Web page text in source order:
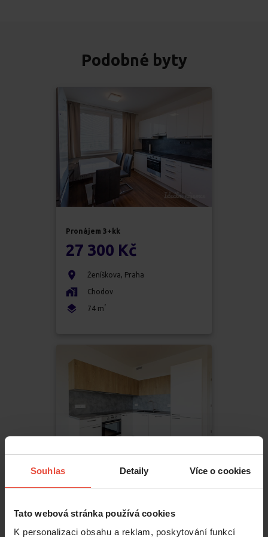
Souhlas Detaily Více o cookies
Tato webová stránka používá cookies
K personalizaci obsahu a reklam, poskytování funkcí
Podobné byty
Pronájem 3+kk
27 300 Kč
Ženíškova, Praha
Chodov
74 m 2
Pronájem3+kk
33 500 Kč
Zimova ,Praha